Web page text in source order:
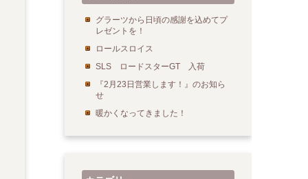
グラーツから日頃の感謝を込めてプ
レゼントを！
ロールスロイス
SLS ロードスターGT 入荷
『2月23日営業します！』のお知ら
せ
暖かくなってきました！